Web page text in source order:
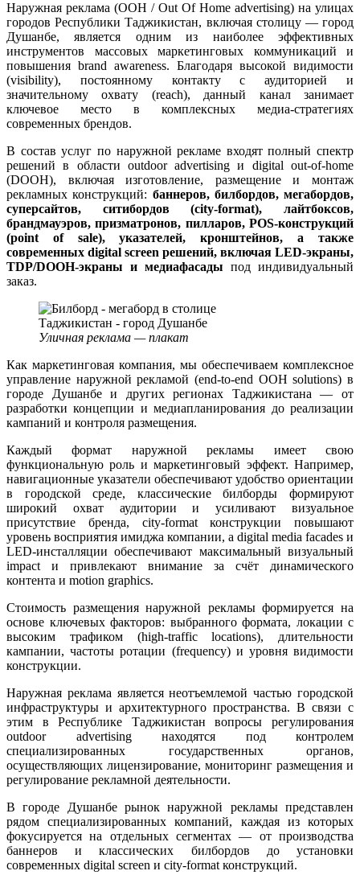
Наружная реклама (OOH / Out Of Home advertising) на улицах
городов Республики Таджикистан, включая столицу — город
Душанбе, является одним из наиболее эффективных
инструментов массовых маркетинговых коммуникаций и
повышения brand awareness. Благодаря высокой видимости
(visibility), постоянному контакту с аудиторией и
значительному охвату (reach), данный канал занимает
ключевое место в комплексных медиа-стратегиях
современных брендов.
В состав услуг по наружной рекламе входят полный спектр
решений в области outdoor advertising и digital out-of-home
(DOOH), включая изготовление, размещение и монтаж
рекламных конструкций: баннеров, билбордов, мегабордов,
суперсайтов, ситибордов (city-format), лайтбоксов,
брандмауэров, призматронов, пилларов, POS-конструкций
(point of sale), указателей, кронштейнов, а также
современных digital screen решений, включая LED-экраны,
TDP/DOOH-экраны и медиафасады под индивидуальный
заказ.
Уличная реклама — плакат
Как маркетинговая компания, мы обеспечиваем комплексное
управление наружной рекламой (end-to-end OOH solutions) в
городе Душанбе и других регионах Таджикистана — от
разработки концепции и медиапланирования до реализации
кампаний и контроля размещения.
Каждый формат наружной рекламы имеет свою
функциональную роль и маркетинговый эффект. Например,
навигационные указатели обеспечивают удобство ориентации
в городской среде, классические билборды формируют
широкий охват аудитории и усиливают визуальное
присутствие бренда, city-format конструкции повышают
уровень восприятия имиджа компании, а digital media facades и
LED-инсталляции обеспечивают максимальный визуальный
impact и привлекают внимание за счёт динамического
контента и motion graphics.
Стоимость размещения наружной рекламы формируется на
основе ключевых факторов: выбранного формата, локации с
высоким трафиком (high-traffic locations), длительности
кампании, частоты ротации (frequency) и уровня видимости
конструкции.
Наружная реклама является неотъемлемой частью городской
инфраструктуры и архитектурного пространства. В связи с
этим в Республике Таджикистан вопросы регулирования
outdoor advertising находятся под контролем
специализированных государственных органов,
осуществляющих лицензирование, мониторинг размещения и
регулирование рекламной деятельности.
В городе Душанбе рынок наружной рекламы представлен
рядом специализированных компаний, каждая из которых
фокусируется на отдельных сегментах — от производства
баннеров и классических билбордов до установки
современных digital screen и city-format конструкций.